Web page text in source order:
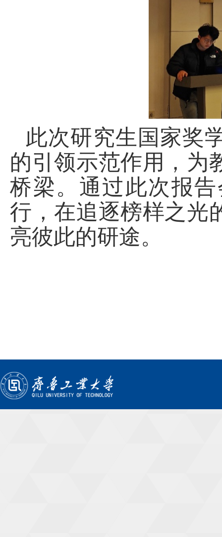
此次研究生国家奖
的引领示范作用，为
桥梁。通过此次报
行，在追逐榜样之光
亮彼此的研途。